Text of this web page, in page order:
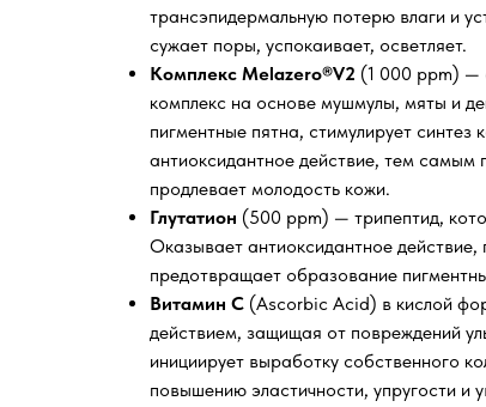
трансэпидермальную потерю влаги и
сужает поры, успокаивает, осветляет.
Комплекс Melazero®V2 (1 000 ppm) —
комплекс на основе мушмулы, мяты и
пигментные пятна, стимулирует синтез
антиоксидантное действие, тем самым
продлевает молодость кожи.
Глутатион (500 ppm) — трипептид,
Оказывает антиоксидантное действие,
предотвращает образование
Витамин С (Ascorbic Acid) в кислой
действием, защищая от повреждений
инициирует выработку собственного
повышению эластичности, упругости и